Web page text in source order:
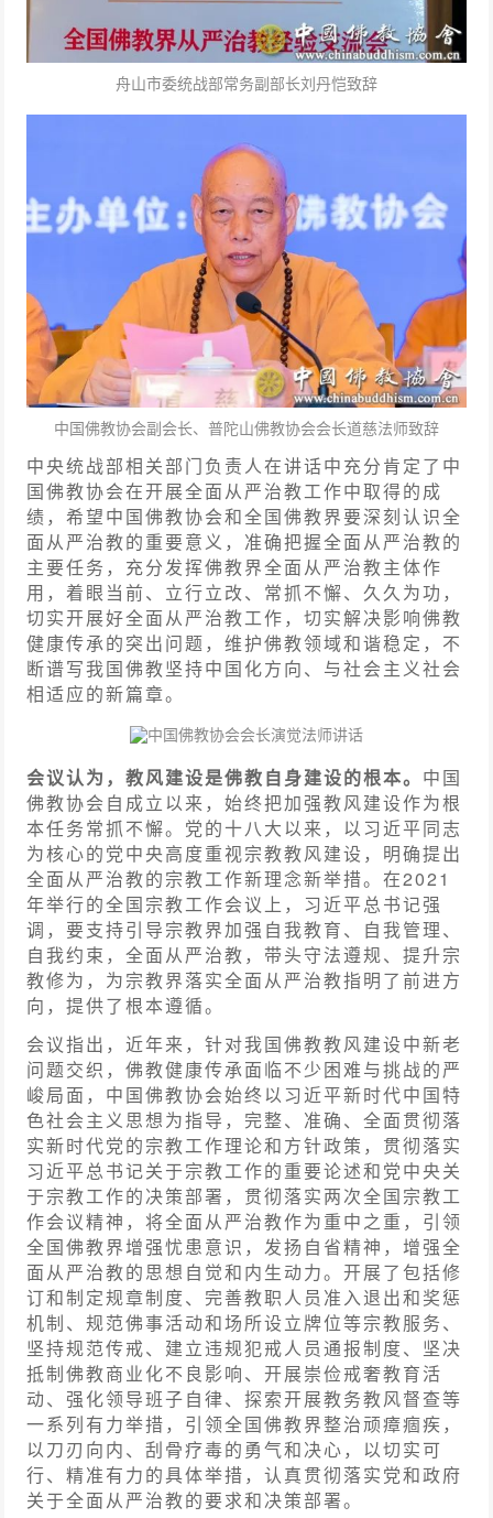
舟山市委统战部常务副部长刘丹恺致辞
中国佛教协会副会长、普陀山佛教协会会长道慈法师致辞
中央统战部相关部门负责人在讲话中充分肯定了中
国佛教协会在开展全面从严治教工作中取得的成
绩，希望中国佛教协会和全国佛教界要深刻认识全
面从严治教的重要意义，准确把握全面从严治教的
主要任务，充分发挥佛教界全面从严治教主体作
用，着眼当前、立行立改、常抓不懈、久久为功，
切实开展好全面从严治教工作，切实解决影响佛教
健康传承的突出问题，维护佛教领域和谐稳定，不
断谱写我国佛教坚持中国化方向、与社会主义社会
相适应的新篇章。
中国佛教协会会长演觉法师讲话
会议认为，教风建设是佛教自身建设的根本。 中国
佛教协会自成立以来，始终把加强教风建设作为根
本任务常抓不懈。党的十八大以来，以习近平同志
为核心的党中央高度重视宗教教风建设，明确提出
全面从严治教的宗教工作新理念新举措。在2021
年举行的全国宗教工作会议上，习近平总书记强
调，要支持引导宗教界加强自我教育、自我管理、
自我约束，全面从严治教，带头守法遵规、提升宗
教修为，为宗教界落实全面从严治教指明了前进方
向，提供了根本遵循。
会议指出，近年来，针对我国佛教教风建设中新老
问题交织，佛教健康传承面临不少困难与挑战的严
峻局面，中国佛教协会始终以习近平新时代中国特
色社会主义思想为指导，完整、准确、全面贯彻落
实新时代党的宗教工作理论和方针政策，贯彻落实
习近平总书记关于宗教工作的重要论述和党中央关
于宗教工作的决策部署，贯彻落实两次全国宗教工
作会议精神，将全面从严治教作为重中之重，引领
全国佛教界增强忧患意识，发扬自省精神，增强全
面从严治教的思想自觉和内生动力。开展了包括修
订和制定规章制度、完善教职人员准入退出和奖惩
机制、规范佛事活动和场所设立牌位等宗教服务、
坚持规范传戒、建立违规犯戒人员通报制度、坚决
抵制佛教商业化不良影响、开展崇俭戒奢教育活
动、强化领导班子自律、探索开展教务教风督查等
一系列有力举措，引领全国佛教界整治顽瘴痼疾，
以刀刃向内、刮骨疗毒的勇气和决心，以切实可
行、精准有力的具体举措，认真贯彻落实党和政府
关于全面从严治教的要求和决策部署。